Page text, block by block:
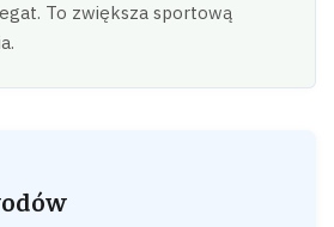
To zwiększa sportową